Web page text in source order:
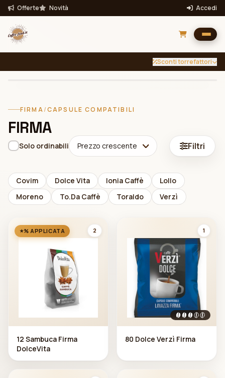
Offerte Novità Accedi
Sconti torrefattori
Bevande
FIRMA/CAPSULE COMPATIBILI
FIRMA
Solo ordinabili Prezzo crescente Filtri
Covim Dolce Vita Ionia Caffè
Lollo
Moreno
To.Da Caffè Toraldo Verzì
% APPLICATA 2
12 Sambuca Firma
DolceVita
1
80 Dolce Verzì Firma